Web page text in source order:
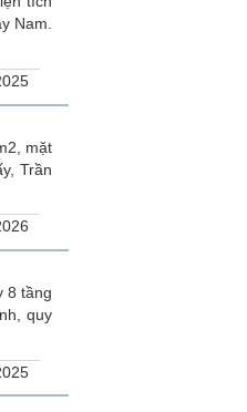
Nam.
mặt
Trần
8 tầng
quy